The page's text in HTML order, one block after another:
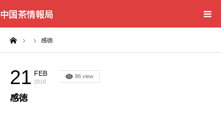
中国茶情報局
感徳
21 FEB
2018
86 view
感徳
Home
News